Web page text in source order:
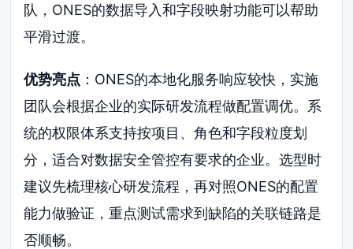
队，ONES的数据导入和字段映射功能可以帮助
平滑过渡。
优势亮点 ：ONES的本地化服务响应较快，实施
团队会根据企业的实际研发流程做配置调优。系
统的权限体系支持按项目、角色和字段粒度划
分，适合对数据安全管控有要求的企业。选型时
建议先梳理核心研发流程，再对照ONES的配置
能力做验证，重点测试需求到缺陷的关联链路是
否顺畅。